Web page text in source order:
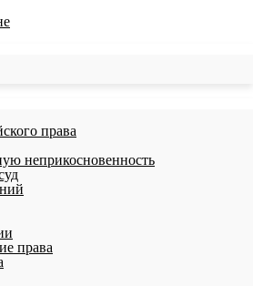
права
неприкосновенность
права